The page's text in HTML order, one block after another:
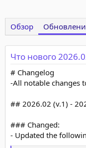
Обзор
Что нового
# Changelog
-All notable changes
## 2026.02 (v.1) -
### Changed:
- Updated the